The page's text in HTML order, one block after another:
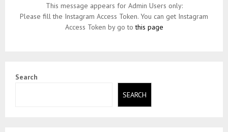
This message appears for Admin Users only:
Please fill the Instagram Access Token. You can get Instagram
Access Token by go tothis page
Search
SEARCH